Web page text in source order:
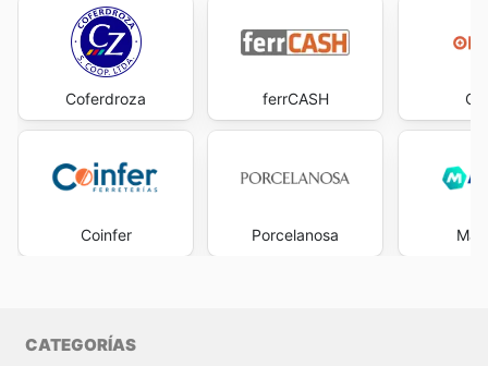
Coferdroza
Coinfer
ferrCASH
Porcelanosa
CATEGORÍAS